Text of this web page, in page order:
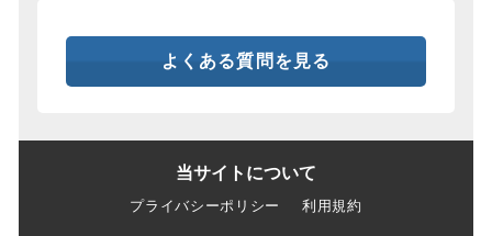
よくある質問を見る
当サイトについて
プライバシーポリシー 利用規約